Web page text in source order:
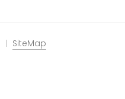
SiteMap